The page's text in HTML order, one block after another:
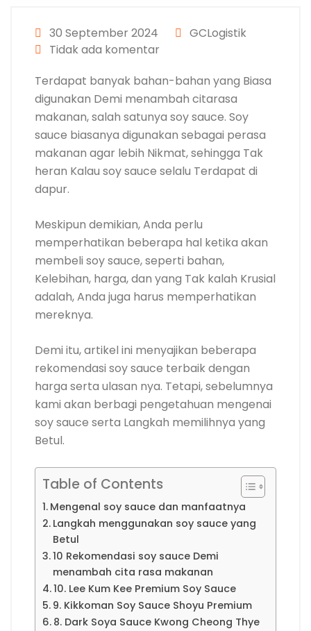
30 September 2024
GCLogistik
Tidak ada komentar
Terdapat banyak bahan-bahan yang Biasa
digunakan Demi menambah citarasa
makanan, salah satunya soy sauce. Soy
sauce biasanya digunakan sebagai perasa
makanan agar lebih Nikmat, sehingga Tak
heran Kalau soy sauce selalu Terdapat di
dapur.
Meskipun demikian, Anda perlu
memperhatikan beberapa hal ketika akan
membeli soy sauce, seperti bahan,
Kelebihan, harga, dan yang Tak kalah Krusial
adalah, Anda juga harus memperhatikan
mereknya.
Demi itu, artikel ini menyajikan beberapa
rekomendasi soy sauce terbaik dengan
harga serta ulasan nya. Tetapi, sebelumnya
kami akan berbagi pengetahuan mengenai
soy sauce serta Langkah memilihnya yang
Betul.
Table of Contents
Mengenal soy sauce dan manfaatnya
Langkah menggunakan soy sauce yang
Betul
10 Rekomendasi soy sauce Demi
menambah cita rasa makanan
10. Lee Kum Kee Premium Soy Sauce
9. Kikkoman Soy Sauce Shoyu Premium
8. Dark Soya Sauce Kwong Cheong Thye